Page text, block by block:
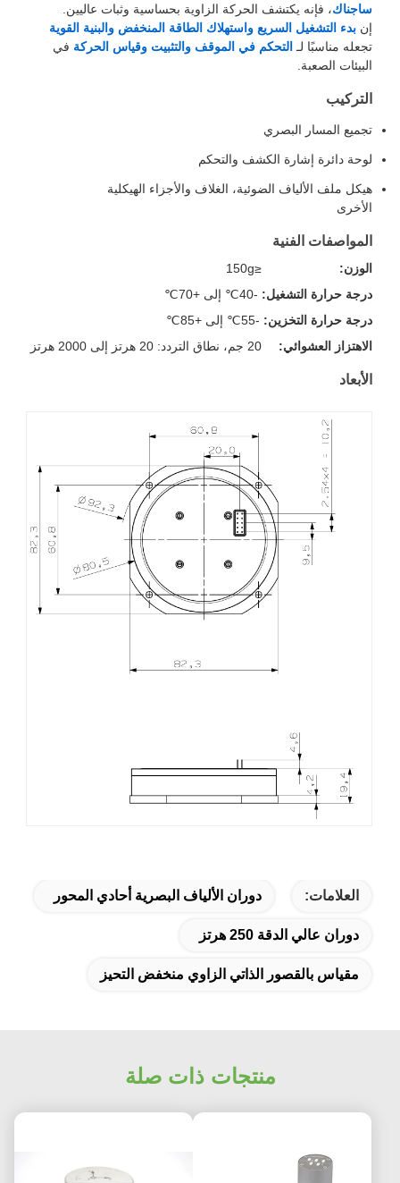
ساجناك، فإنه يكتشف الحركة الزاوية بحساسية وثبات عاليين.
إنبدء التشغيل السريع واستهلاك الطاقة المنخفض والبنية القوية
تجعله مناسبًا لـالتحكم في الموقف والتثبيت وقياس الحركةفي
البيئات الصعبة.
التركيب
تجميع المسار البصري
لوحة دائرة إشارة الكشف والتحكم
هيكل ملف الألياف الضوئية، الغلاف والأجزاء الهيكلية
الأخرى
المواصفات الفنية
الوزن:
≤150g
درجة حرارة التشغيل:-40℃ إلى +70℃
درجة حرارة التخزين:-55℃ إلى +85℃
الاهتزاز العشوائي:
الأبعاد
العلامات: دوران الألياف البصرية أحادي المحور
دوران عالي الدقة 250 هرتز
مقياس بالقصور الذاتي الزاوي منخفض التحيز
منتجات ذات صلة